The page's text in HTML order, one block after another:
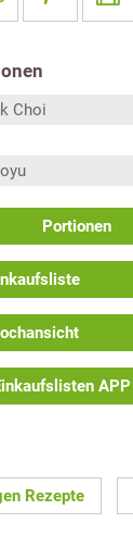
Choi
Portionen
APP
Rezepte